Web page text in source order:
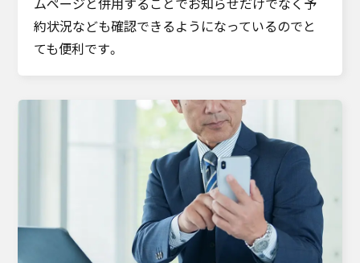
約状況なども確認できるようになっているのでと
ても便利です。